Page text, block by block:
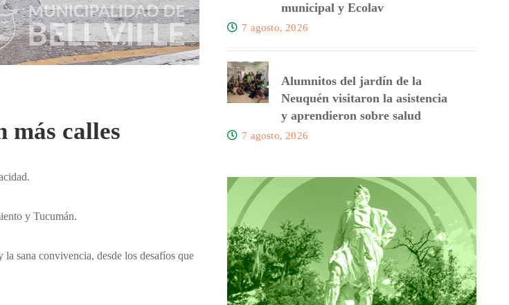
más calles
y Tucumán.
sana convivencia, desde los desafíos que
municipal y Ecolav
7 agosto, 2026
Alumnitos del jardín de la
Neuquén visitaron la asistencia
y aprendieron sobre salud
7 agosto, 2026